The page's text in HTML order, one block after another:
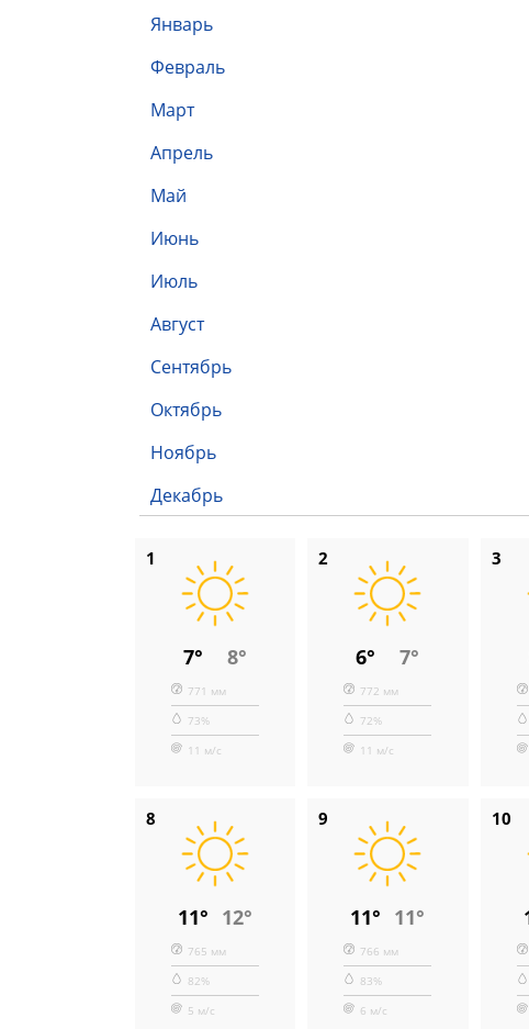
Январь
Февраль
Март
Апрель
Май
Июнь
Июль
Август
Сентябрь
Октябрь
Ноябрь
Декабрь
1
7° 8°
771 мм
73%
11 м/с
2
6° 7°
772 мм
72%
11 м/с
3
8
11° 12°
765 мм
82%
5 м/с
9
11° 11°
766 мм
83%
6 м/с
10